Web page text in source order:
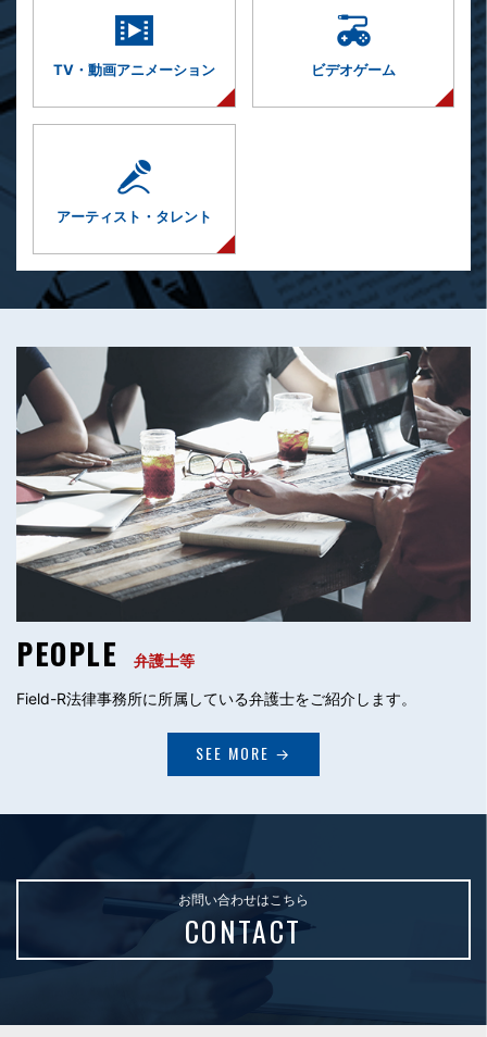
TV・動画アニメーション ビデオゲーム
アーティスト・ タレント
PEOPLE 弁護士等
Field-R法律事務所に所属している弁護士をご紹介します。
SEE MORE →
お問い合わせはこちら
CONTACT